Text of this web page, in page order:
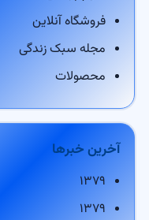
فروشگاه آنلاین
مجله سبک زندگی
محصولات
آخرین خبرها
۱۳۷۹
۱۳۷۹